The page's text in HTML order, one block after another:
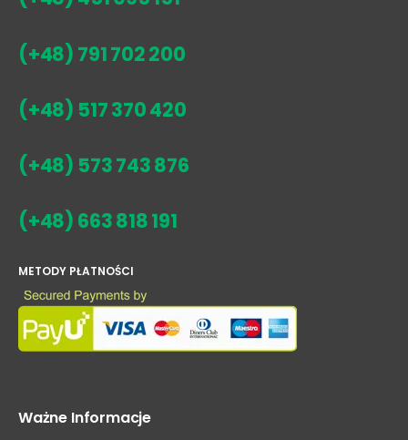
(+48) 791 702 200
(+48) 517 370 420
(+48) 573 743 876
(+48) 663 818 191
METODY PŁATNOŚCI
Ważne Informacje